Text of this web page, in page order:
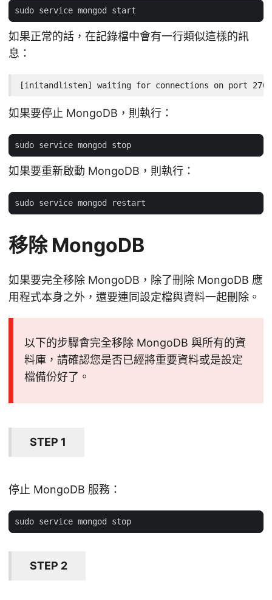
如果正常的話，在記錄檔中會有一行類似這樣的訊
息：
[initandlisten] waiting for connections on port
如果要停止 MongoDB，則執行：
如果要重新啟動 MongoDB，則執行：
移除 MongoDB
如果要完全移除 MongoDB，除了刪除 MongoDB 應
用程式本身之外，還要連同設定檔與資料一起刪除。
以下的步驟會完全移除 MongoDB 與所有的資
料庫，請確認您是否已經將重要資料或是設定
檔備份好了。
STEP 1
停止 MongoDB 服務：
STEP 2